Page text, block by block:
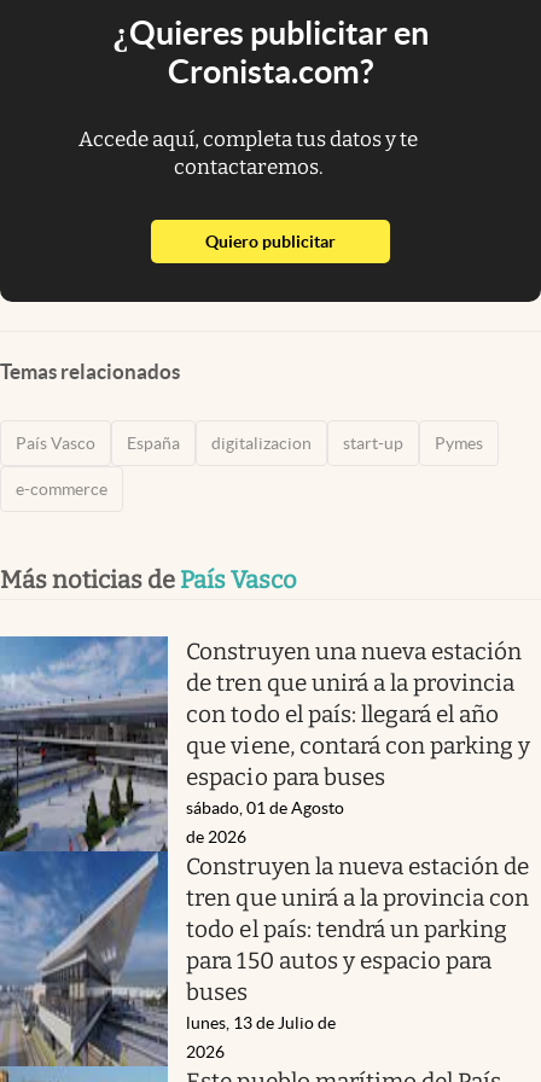
¿Quieres publicitar en
Cronista.com?
Accede aquí, completa tus datos y te
contactaremos.
Quiero publicitarabre en nueva pestaña
Temas relacionados
País Vasco España digitalizacion start-up Pymes
e-commerce
Más noticias de País Vasco
Construyen una nueva estación
de tren que unirá a la provincia
con todo el país: llegará el año
que viene, contará con parking y
espacio para buses
sábado, 01 de Agosto
de 2026
Construyen la nueva estación de
tren que unirá a la provincia con
todo el país: tendrá un parking
para 150 autos y espacio para
buses
lunes, 13 de Julio de
2026